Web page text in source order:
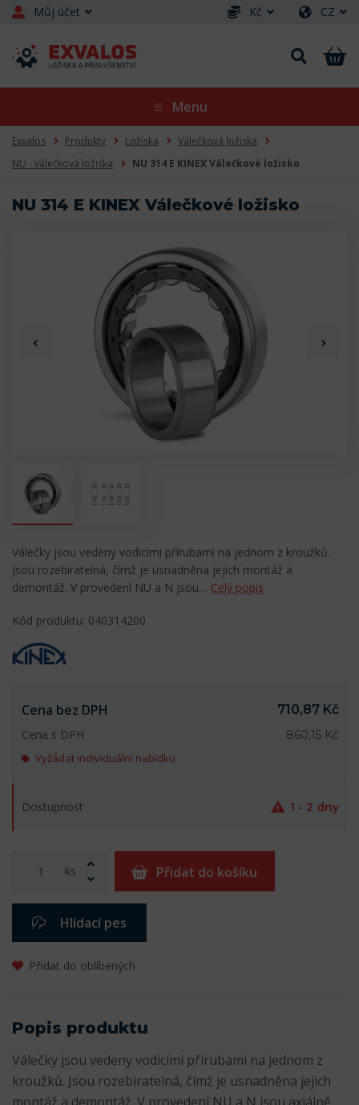
Můj účet Kč CZ
Menu
Exvalos Produkty Ložiska
Válečková ložiska
NU - válečková ložiska
NU 314 E KINEX Válečkové ložisko
NU 314 E KINEX Válečkové ložisko
Válečky jsou vedeny vodicími přírubami na jednom z kroužků.
Jsou rozebiratelná, čímž je usnadněna jejich montáž a
demontáž. V provedení NU a N jsou… Celý popis
Kód produktu: 040314200
Cena bez DPH
710,87 Kč
Cena s DPH
860,15 Kč
Vyžádat individuální nabídku
Dostupnost 1 - 2 dny
ks Přidat do košíku
Hlídací pes
Přidat do oblíbených
Popis produktu
Válečky jsou vedeny vodicími přírubami na jednom z
kroužků. Jsou rozebiratelná, čímž je usnadněna jejich